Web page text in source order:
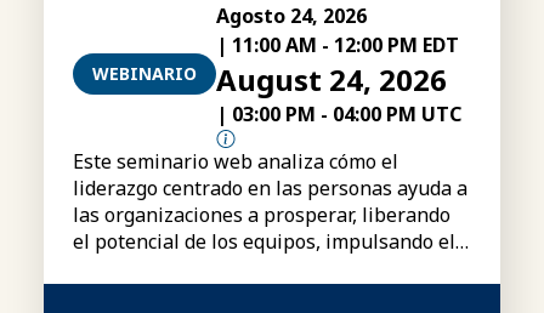
WEBINARIO
Agosto 24, 2026
| 11:00 AM - 12:00 PM EDT
August 24, 2026
| 03:00 PM - 04:00 PM UTC
Este seminario web analiza cómo el
liderazgo centrado en las personas ayuda a
las organizaciones a prosperar, liberando
el potencial de los equipos, impulsando el